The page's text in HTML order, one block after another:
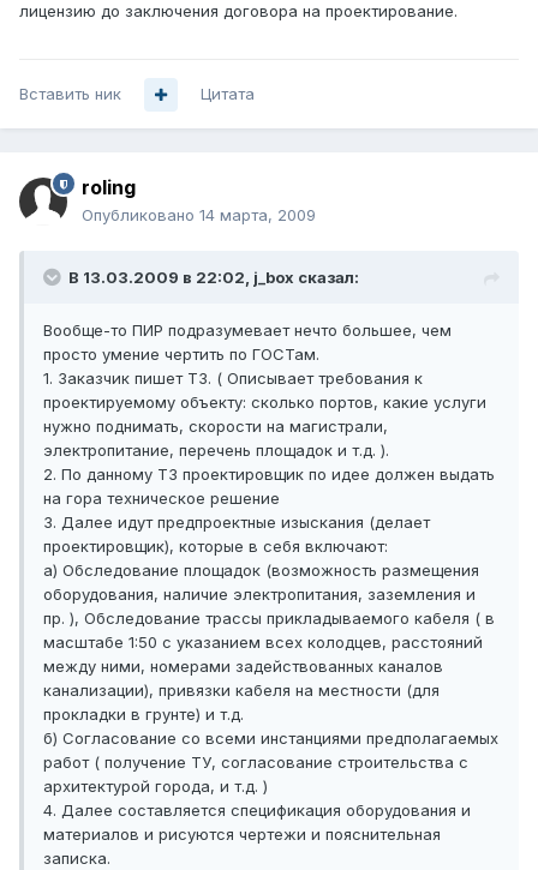
лицензию до заключения договора на проектирование.
Вставить ник Цитата
roling
Опубликовано 14 марта, 2009
В 13.03.2009 в 22:02, j_box сказал:
Вообще-то ПИР подразумевает нечто большее, чем
просто умение чертить по ГОСТам.
1. Заказчик пишет ТЗ. ( Описывает требования к
проектируемому объекту: сколько портов, какие услуги
нужно поднимать, скорости на магистрали,
электропитание, перечень площадок и т.д. ).
2. По данному ТЗ проектировщик по идее должен выдать
на гора техническое решение
3. Далее идут предпроектные изыскания (делает
проектировщик), которые в себя включают:
а) Обследование площадок (возможность размещения
оборудования, наличие электропитания, заземления и
пр. ), Обследование трассы прикладываемого кабеля ( в
масштабе 1:50 с указанием всех колодцев, расстояний
между ними, номерами задействованных каналов
канализации), привязки кабеля на местности (для
прокладки в грунте) и т.д.
б) Согласование со всеми инстанциями предполагаемых
работ ( получение ТУ, согласование строительства с
архитектурой города, и т.д. )
4. Далее составляется спецификация оборудования и
материалов и рисуются чертежи и пояснительная
записка.